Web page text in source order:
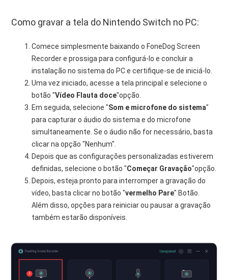
Como gravar a tela do Nintendo Switch no PC:
Comece simplesmente baixando o FoneDog Screen
Recorder e prossiga para configurá-lo e concluir a
instalação no sistema do PC e certifique-se de iniciá-lo.
Uma vez iniciado, acesse a tela principal e selecione o
botão "Vídeo Flauta doce"opção.
Em seguida, selecione "Som e microfone do sistema"
para capturar o áudio do sistema e do microfone
simultaneamente. Se o áudio não for necessário, basta
clicar na opção "Nenhum".
Depois que as configurações personalizadas estiverem
definidas, selecione o botão "Começar Gravação"opção.
Depois, esteja pronto para interromper a gravação do
vídeo, basta clicar no botão "vermelho Pare" Botão.
Além disso, opções para reiniciar ou pausar a gravação
também estarão disponíveis.